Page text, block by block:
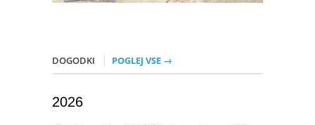
DOGODKI POGLEJ VSE →
2026